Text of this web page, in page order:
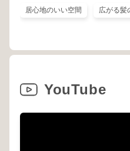
居心地のいい空間 広がる髪
YouTube